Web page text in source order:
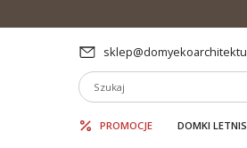
PROMOCJE DOMKI